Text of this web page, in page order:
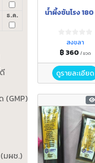
น้ำผึ้งชันโรง
สงขลา
฿ 360 / ขวด
ดูรายละเอียด
ธ.ค.
(GMP)
มผช.)